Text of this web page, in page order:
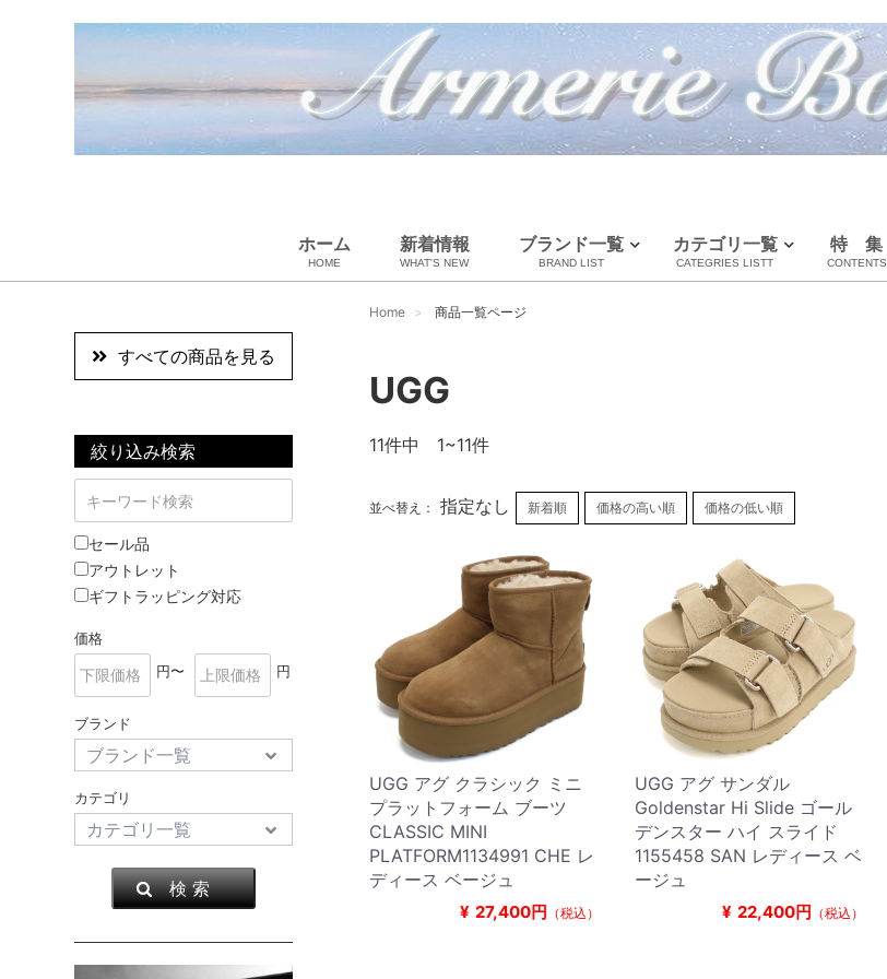
ホーム
HOME
新着情報
WHAT'S NEW
ブランド一覧
BRAND LIST
ルイヴィトン
シャネル
エルメス
全てのブランドを見る
カテゴリ一覧
CATEGRIES LISTT
スカーフ・マフラー
ギフトラッピング
雑貨・その他
バッグ＆ポーチ
アロマ＆フレグランス
特 集
CONTENTS
Home 商品一覧ページ
すべての商品を見る
絞り込み検索
セール品
アウトレット
ギフトラッピング対応
価格
円〜
円
ブランド
カテゴリ
検 索
UGG
11件中 1~11件
並べ替え： 指定なし 新着順 価格の高い順 価格の低い順
UGG アグ クラシック ミニ
プラットフォーム ブーツ
CLASSIC MINI
PLATFORM1134991 CHE レ
ディース ベージュ
¥ 27,400円 （税込）
UGG アグ サンダル
Goldenstar Hi Slide ゴール
デンスター ハイ スライド
1155458 SAN レディース ベ
ージュ
¥ 22,400円 （税込）